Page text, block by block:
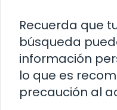
Recuerda que
búsqueda
información
lo que es
precaución al